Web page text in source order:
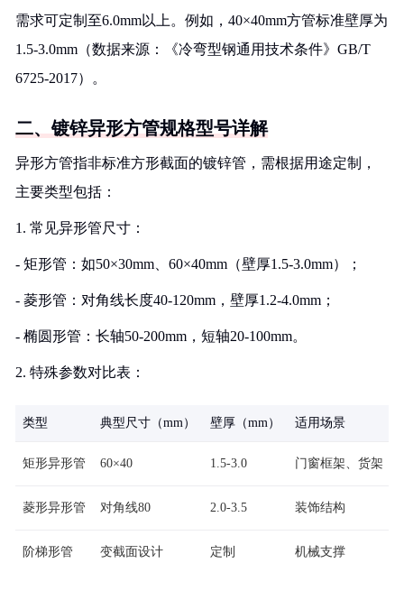
需求可定制至6.0mm以上。例如，40×40mm方管标准壁厚为
1.5-3.0mm（数据来源：《冷弯型钢通用技术条件》GB/T
6725-2017）。
二、镀锌异形方管规格型号详解
异形方管指非标准方形截面的镀锌管，需根据用途定制，
主要类型包括：
1. 常见异形管尺寸：
- 矩形管：如50×30mm、60×40mm（壁厚1.5-3.0mm）；
- 菱形管：对角线长度40-120mm，壁厚1.2-4.0mm；
- 椭圆形管：长轴50-200mm，短轴20-100mm。
2. 特殊参数对比表：
类型 典型尺寸（mm） 壁厚（mm） 适用场景
矩形异形管 60×40 1.5-3.0 门窗框架、货架
菱形异形管 对角线80 2.0-3.5 装饰结构
阶梯形管 变截面设计 定制 机械支撑